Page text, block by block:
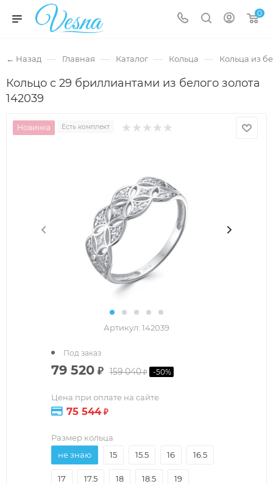
0
← Назад — Главная — Каталог — Кольца — Кольца из
Кольцо с 29 бриллиантами из белого золота
142039
Новинка Есть комплект
Артикул: 142039
79 520 ₽ 159 040₽ -50%
Цена при оплате на сайте
75 544₽
Под заказ
Размер кольца
не знаю
15 15.5 16 16.5
17 17.5 18 18.5 19